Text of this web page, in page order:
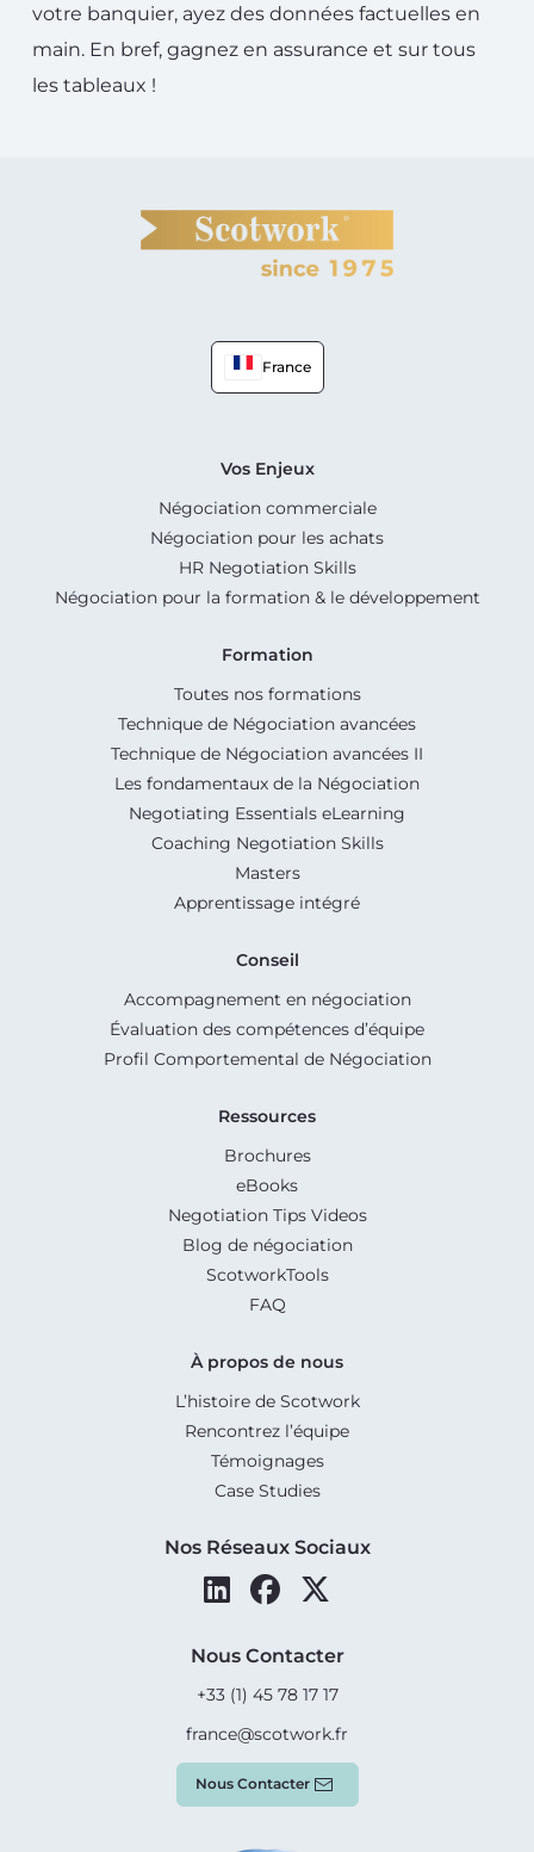
votre banquier, ayez des données factuelles en
main. En bref, gagnez en assurance et sur tous
les tableaux !
France
Vos Enjeux
Négociation commerciale
Négociation pour les achats
HR Negotiation Skills
Négociation pour la formation & le développement
Formation
Toutes nos formations
Technique de Négociation avancées
Technique de Négociation avancées II
Les fondamentaux de la Négociation
Negotiating Essentials eLearning
Coaching Negotiation Skills
Masters
Apprentissage intégré
Conseil
Accompagnement en négociation
Évaluation des compétences d’équipe
Profil Comportemental de Négociation
Ressources
Brochures
eBooks
Negotiation Tips Videos
Blog de négociation
ScotworkTools
FAQ
À propos de nous
L’histoire de Scotwork
Rencontrez l’équipe
Témoignages
Case Studies
Nos Réseaux Sociaux
Nous Contacter
+33 (1) 45 78 17 17
france@scotwork.fr
Nous Contacter